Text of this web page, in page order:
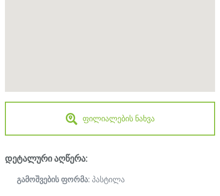
ფილიალების ნახვა
დეტალური აღწერა:
გამოშვების ფორმა: პასტილა